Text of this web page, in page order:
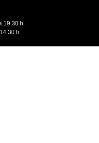
19.30 h.
h.